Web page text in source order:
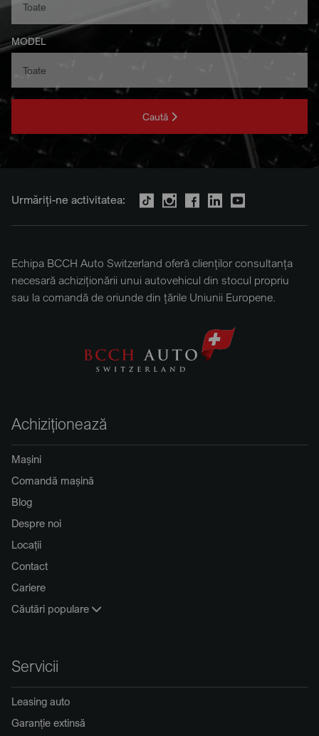
MODEL
Caută
Urmăriți-ne activitatea:
Echipa BCCH Auto Switzerland oferă clienților consultanța
necesară achiziționării unui autovehicul din stocul propriu
sau la comandă de oriunde din țările Uniunii Europene.
Achiziționează
Mașini
Comandă mașină
Blog
Despre noi
Locații
Contact
Cariere
Căutări populare
Servicii
Leasing auto
Garanție extinsă